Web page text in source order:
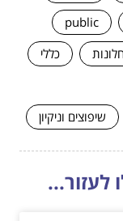
public
כללי
שיפוצים וניקיון
לעזור...